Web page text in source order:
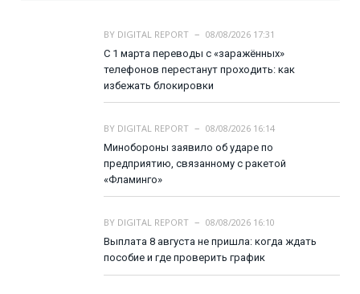
BY DIGITAL REPORT
08/08/2026 17:31
С 1 марта переводы с «заражённых»
телефонов перестанут проходить: как
избежать блокировки
BY DIGITAL REPORT
08/08/2026 16:14
Минобороны заявило об ударе по
предприятию, связанному с ракетой
«Фламинго»
BY DIGITAL REPORT
08/08/2026 16:10
Выплата 8 августа не пришла: когда ждать
пособие и где проверить график